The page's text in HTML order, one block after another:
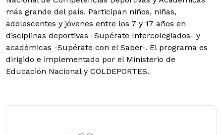
más grande del país. Participan niños, niñas,
adolescentes y jóvenes entre los 7 y 17 años en
disciplinas deportivas -Supérate Intercolegiados- y
académicas -Supérate con el Saber-. El programa es
dirigido e implementado por el Ministerio de
Educación Nacional y COLDEPORTES.